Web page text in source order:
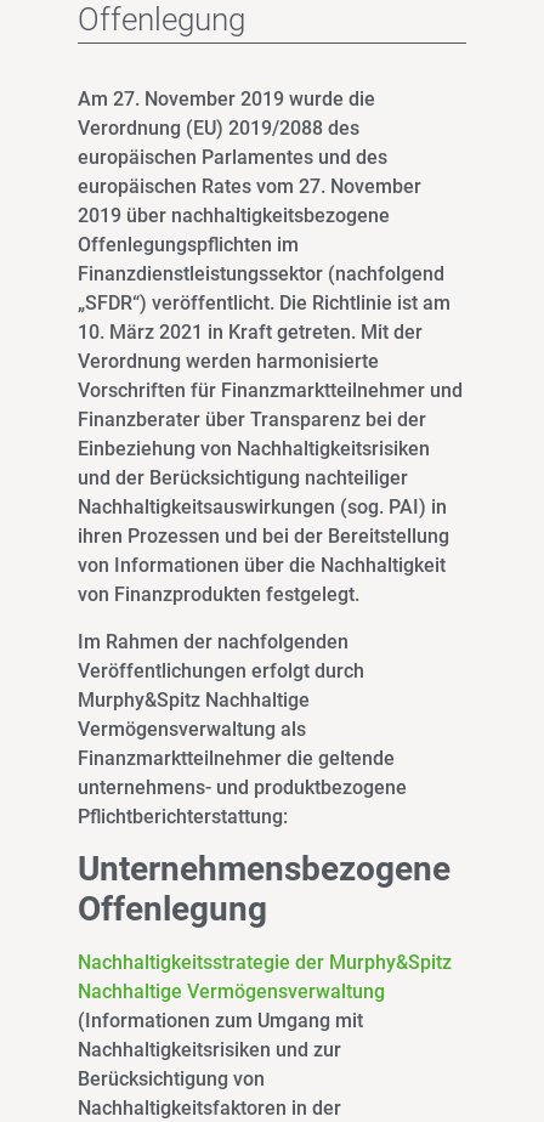
Offenlegung
Am 27. November 2019 wurde die
Verordnung (EU) 2019/2088 des
europäischen Parlamentes und des
europäischen Rates vom 27. November
2019 über nachhaltigkeitsbezogene
Offenlegungspflichten im
Finanzdienstleistungssektor (nachfolgend
„SFDR“) veröffentlicht. Die Richtlinie ist am
10. März 2021 in Kraft getreten. Mit der
Verordnung werden harmonisierte
Vorschriften für Finanzmarktteilnehmer und
Finanzberater über Transparenz bei der
Einbeziehung von Nachhaltigkeitsrisiken
und der Berücksichtigung nachteiliger
Nachhaltigkeitsauswirkungen (sog. PAI) in
ihren Prozessen und bei der Bereitstellung
von Informationen über die Nachhaltigkeit
von Finanzprodukten festgelegt.
Im Rahmen der nachfolgenden
Veröffentlichungen erfolgt durch
Murphy&Spitz Nachhaltige
Vermögensverwaltung als
Finanzmarktteilnehmer die geltende
unternehmens- und produktbezogene
Pflichtberichterstattung:
Unternehmensbezogene
Offenlegung
Nachhaltigkeitsstrategie der Murphy&Spitz
Nachhaltige Vermögensverwaltung
(Informationen zum Umgang mit
Nachhaltigkeitsrisiken und zur
Berücksichtigung von
Nachhaltigkeitsfaktoren in der